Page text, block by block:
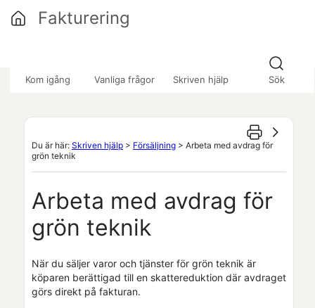
Kom igång Vanliga frågor Skriven hjälp Sök
Fakturering
Du är här: Skriven hjälp > Försäljning > Arbeta med avdrag för
grön teknik
Arbeta med avdrag för
grön teknik
När du säljer varor och tjänster för grön teknik är
köparen berättigad till en skattereduktion där avdraget
görs direkt på fakturan.